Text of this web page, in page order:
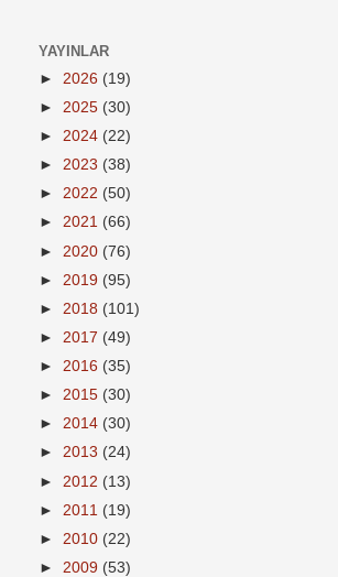
YAYINLAR
► 2026 (19)
► 2025 (30)
► 2024 (22)
► 2023 (38)
► 2022 (50)
► 2021 (66)
► 2020 (76)
► 2019 (95)
► 2018 (101)
► 2017 (49)
► 2016 (35)
► 2015 (30)
► 2014 (30)
► 2013 (24)
► 2012 (13)
► 2011 (19)
► 2010 (22)
► 2009 (53)